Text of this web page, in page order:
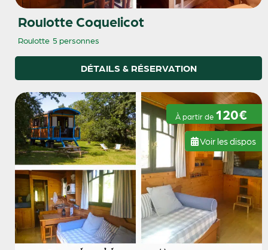
Roulotte Coquelicot
Roulotte 5 personnes
DÉTAILS & RÉSERVATION
À partir de 120€
Voir les dispos